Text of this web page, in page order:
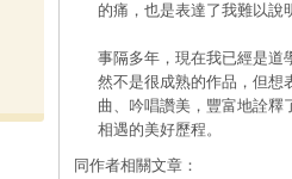
的痛，也是表達了我難以說
事隔多年，現在我已經是道
然不是很成熟的作品，但想
曲、吟唱讚美，豐富地詮釋
相遇的美好歷程。
同作者相關文章：